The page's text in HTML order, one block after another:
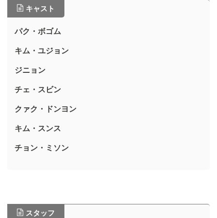
キャスト
パク・ボゴム
キム・ユジョン
ジニョン
チェ・スビン
クァク・ドンヨン
キム・スンス
チョン・ミソン
スタッフ